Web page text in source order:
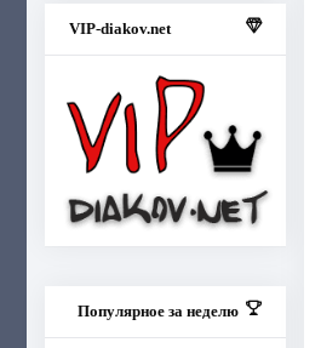
VIP-diakov.net
Популярное за неделю